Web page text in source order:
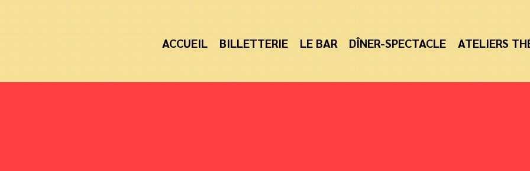
ACCUEIL BILLETTERIE LE BAR DÎNER-SPECTACLE ATELIERS